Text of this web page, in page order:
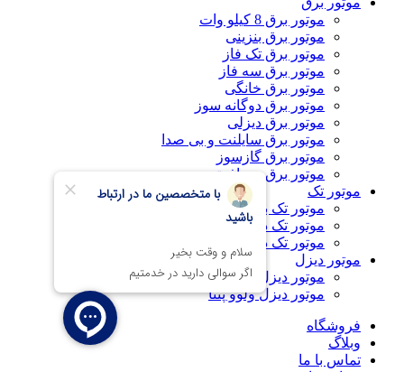
موتور برق 8 کیلو وات
موتور برق بنزینی
موتور برق تک فاز
موتور برق سه فاز
موتور برق خانگی
موتور برق دوگانه سوز
موتور برق دیزلی
موتور برق سایلنت و بی صدا
موتور برق گازسوز
موتور برق مسافرتی
موتور تک
موتور تک بنزینی
موتور تک دیزلی
موتور تک دیزلی(گازوئیلی)
موتور دیزل
موتور دیزل پرکینز موتور سازان تبریز
موتور دیزل ولوو پنتا
فروشگاه
وبلاگ
تماس با ما